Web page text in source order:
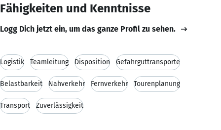
Fähigkeiten und Kenntnisse
Logg Dich jetzt ein, um das ganze Profil zu sehen.
Logistik Teamleitung Disposition Gefahrguttransporte
Belastbarkeit Nahverkehr Fernverkehr Tourenplanung
Transport Zuverlässigkeit